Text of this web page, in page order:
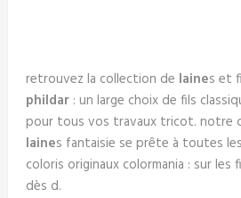
retrouvez la collection de laines et
phildar: un large choix de fils
pour tous vos travaux tricot. notre
laines fantaisie se prête à toutes
coloris originaux colormania : sur les
dès d.